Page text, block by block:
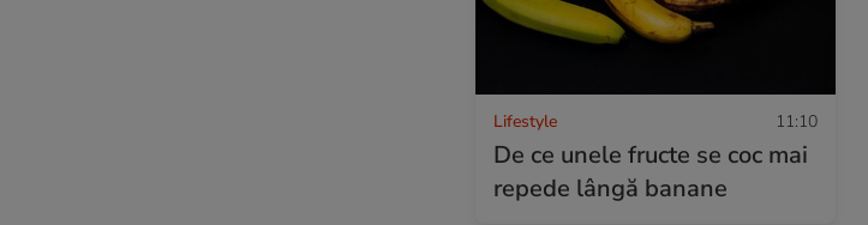
Lifestyle 11:10
De ce unele fructe se coc mai
repede lângă banane